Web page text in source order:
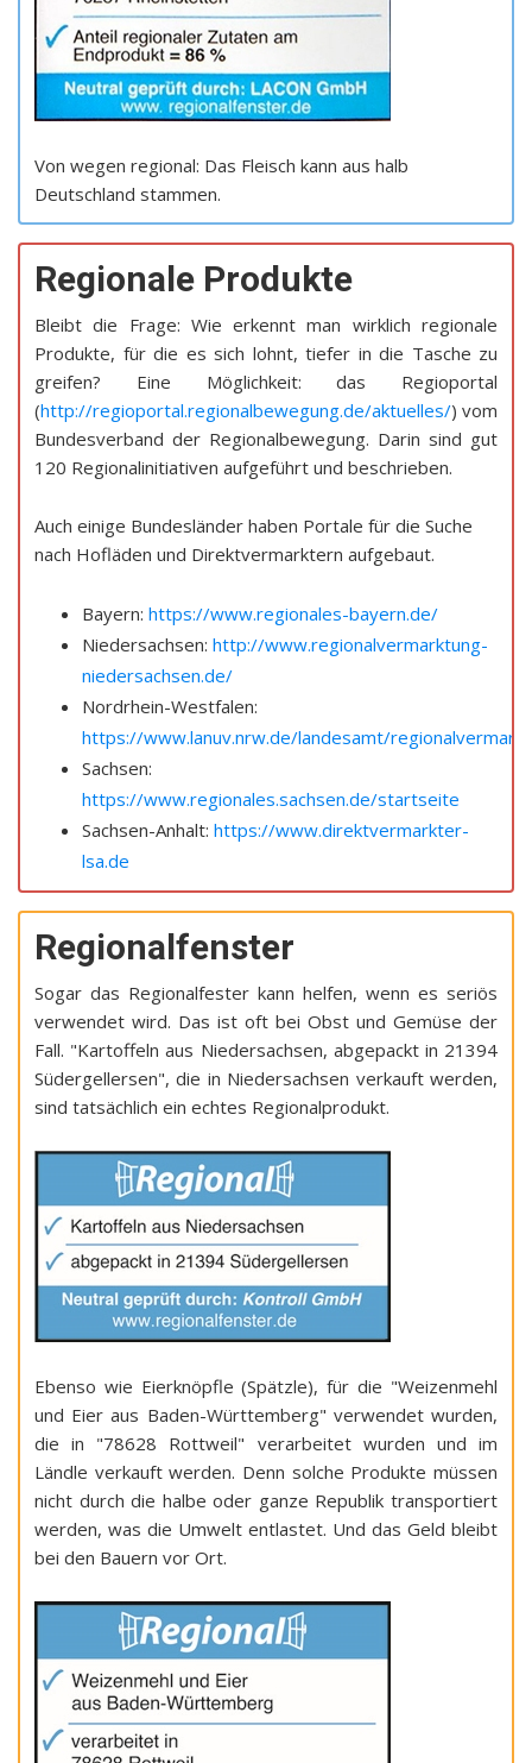
Von wegen regional: Das Fleisch kann aus halb
Deutschland stammen.
Regionale Produkte
Bleibt die Frage: Wie erkennt man wirklich regionale
Produkte, für die es sich lohnt, tiefer in die Tasche zu
greifen? Eine Möglichkeit: das Regioportal
(http://regioportal.regionalbewegung.de/aktuelles/) vom
Bundesverband der Regionalbewegung. Darin sind gut
120 Regionalinitiativen aufgeführt und beschrieben.
Auch einige Bundesländer haben Portale für die Suche
nach Hofläden und Direktvermarktern aufgebaut.
Bayern: https://www.regionales-bayern.de/
Niedersachsen: http://www.regionalvermarktung-
niedersachsen.de/
Nordrhein-Westfalen:
https://www.lanuv.nrw.de/landesamt/
Sachsen:
https://www.regionales.sachsen.de/startseite
Sachsen-Anhalt: https://www.direktvermarkter-
lsa.de
Regionalfenster
Sogar das Regionalfester kann helfen, wenn es seriös
verwendet wird. Das ist oft bei Obst und Gemüse der
Fall. "Kartoffeln aus Niedersachsen, abgepackt in 21394
Südergellersen", die in Niedersachsen verkauft werden,
sind tatsächlich ein echtes Regionalprodukt.
Ebenso wie Eierknöpfle (Spätzle), für die "Weizenmehl
und Eier aus Baden-Württemberg" verwendet wurden,
die in "78628 Rottweil" verarbeitet wurden und im
Ländle verkauft werden. Denn solche Produkte müssen
nicht durch die halbe oder ganze Republik transportiert
werden, was die Umwelt entlastet. Und das Geld bleibt
bei den Bauern vor Ort.